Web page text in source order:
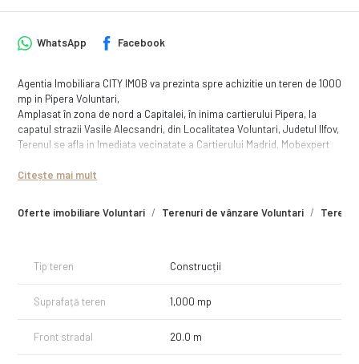
Oferte imobiliare Voluntari Terenuri de vânzare Voluntari
WhatsApp Facebook
Agentia Imobiliara CITY IMOB va prezinta spre achizitie un teren de 1000
mp in Pipera Voluntari,
Amplasat în zona de nord a Capitalei, în inima cartierului Pipera, la
capatul strazii Vasile Alecsandri, din Localitatea Voluntari, Judetul Ilfov,
Terenul se afla in Imediata vecinatate a Cartierului Madrid, Mobexpert
restaurante, săli de fitness și spații de relaxare. Retras față de agitația
și traficul arterelor principale , complexul oferă acces facil catre: DN1 –
precum și orasele limitrofe dar și către polii de birouri de pe Bulevardul
Dimitrie Pompeiu și Calea Floreasca.
Citește mai mult
Tip teren Construcții
Suprafață teren 1,000 mp
Front stradal 20.0 m